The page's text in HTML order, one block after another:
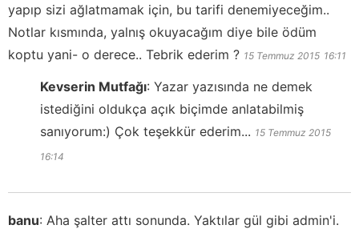
yapıp sizi ağlatmamak için, bu tarifi denemiyeceğim..
Notlar kısmında, yalnış okuyacağım diye bile ödüm
koptu yani- o derece.. Tebrik ederim ? 15 Temmuz 2015 16:11
Kevserin Mutfağı: Yazar yazısında ne demek
istediğini oldukça açık biçimde anlatabilmiş
sanıyorum:) Çok teşekkür ederim... 15 Temmuz 2015
16:14
banu: Aha şalter attı sonunda. Yaktılar gül gibi admin'i.